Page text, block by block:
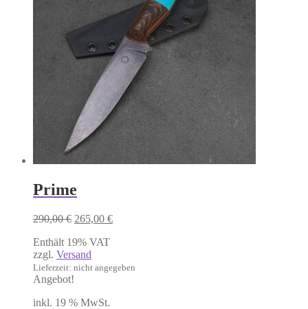
Prime
290,00€ Ursprünglicher
war:
290,00 €
265,00 €Aktueller
Enthält 19% VAT
zzgl. Versand
Lieferzeit: nicht angegeben
Angebot!
inkl. 19 % MwSt.